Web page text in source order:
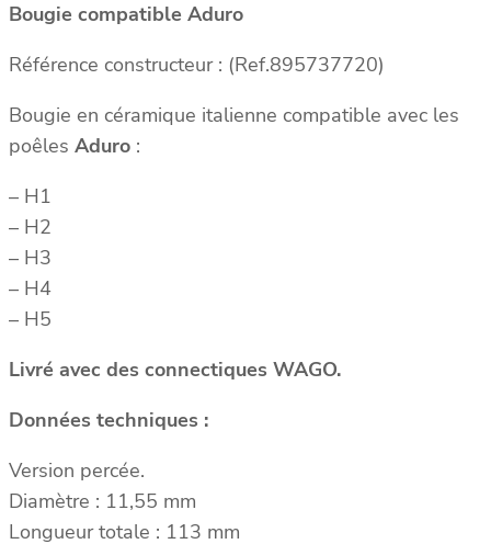
Bougie compatible Aduro
Référence constructeur : (Ref.895737720)
Bougie en céramique italienne compatible avec les
poêles Aduro :
– H1
– H2
– H3
– H4
– H5
Livré avec des connectiques WAGO.
Données techniques :
Version percée.
Diamètre : 11,55 mm
Longueur totale : 113 mm